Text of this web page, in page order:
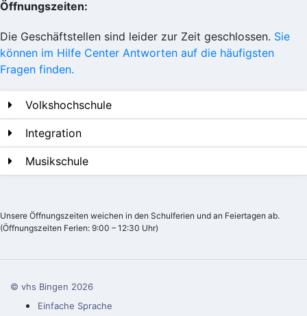
Öffnungszeiten:
Die Geschäftstellen sind leider zur Zeit geschlossen. Sie
können im Hilfe Center Antworten auf die häufigsten
Fragen finden.
Volkshochschule
Integration
Musikschule
Unsere Öffnungszeiten weichen in den Schulferien und an Feiertagen ab.
(Öffnungszeiten Ferien: 9:00 – 12:30 Uhr)
© vhs Bingen 2026
Einfache Sprache